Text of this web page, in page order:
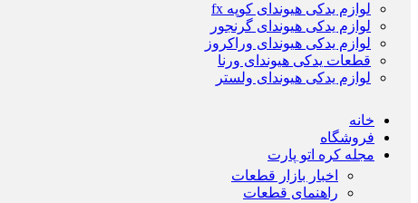
لوازم یدکی هیوندای کوپه fx
لوازم یدکی هیوندای گرنجور
لوازم یدکی هیوندای وراکروز
قطعات یدکی هیوندای ورنا
لوازم یدکی هیوندای ولستر
خانه
فروشگاه
مجله کره اتو پارت
اخبار بازار قطعات
راهنمای قطعات